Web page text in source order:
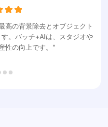
高の背景除去とオブジェクト
。バッチ+AIは、スタジオや
性の向上です。"